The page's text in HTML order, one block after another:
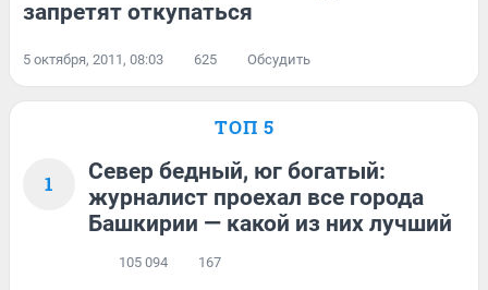
запретят откупаться
5 октября, 2011, 08:03 625 Обсудить
ТОП 5
1
Север бедный, юг богатый:
журналист проехал все города
Башкирии — какой из них лучший
105 094 167